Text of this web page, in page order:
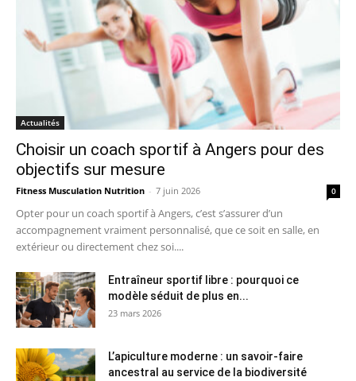
Actualités
Choisir un coach sportif à Angers pour des
objectifs sur mesure
Fitness Musculation Nutrition - 7 juin 2026 0
Opter pour un coach sportif à Angers, c’est s’assurer d’un
accompagnement vraiment personnalisé, que ce soit en salle, en
extérieur ou directement chez soi....
Entraîneur sportif libre : pourquoi ce
modèle séduit de plus en...
23 mars 2026
L’apiculture moderne : un savoir-faire
ancestral au service de la biodiversité